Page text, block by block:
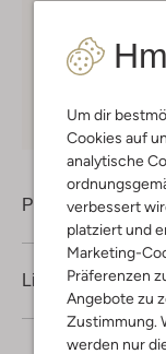
Um dir
Cookies auf
analytische
verbessert
platziert und
Marketing-
Präferenzen
Angebote zu
Zustimmung.
werden nur
Kostenloser
Mitglieder in
Lieferung &